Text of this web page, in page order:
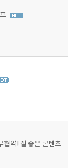
협약! 질 좋은 콘텐츠